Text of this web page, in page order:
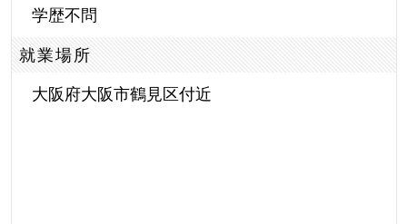
学歴不問
就業場所
大阪府大阪市鶴見区付近